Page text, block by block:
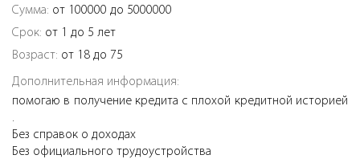
Сумма: от 100000 до 5000000
Срок: от 1 до 5 лет
Возраст: от 18 до 75
Дополнительная информация:
помогаю в получение кредита с плохой кредитной историей
.
Без справок о доходах
Без официального трудоустройства